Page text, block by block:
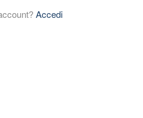
Accedi